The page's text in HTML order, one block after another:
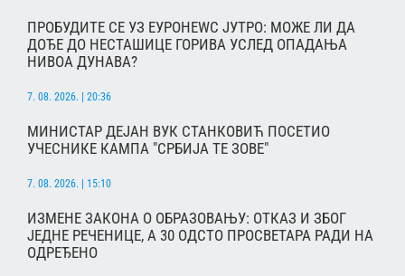
ПРОБУДИТЕ СЕ УЗ ЕУРОНЕWС ЈУТРО: МОЖЕ ЛИ ДА
ДОЂЕ ДО НЕСТАШИЦЕ ГОРИВА УСЛЕД ОПАДАЊА
НИВОА ДУНАВА?
7. 08. 2026. | 20:36
МИНИСТАР ДЕЈАН ВУК СТАНКОВИЋ ПОСЕТИО
УЧЕСНИКЕ КАМПА "СРБИЈА ТЕ ЗОВЕ"
7. 08. 2026. | 15:10
ИЗМЕНЕ ЗАКОНА О ОБРАЗОВАЊУ: ОТКАЗ И ЗБОГ
ЈЕДНЕ РЕЧЕНИЦЕ, А 30 ОДСТО ПРОСВЕТАРА РАДИ НА
ОДРЕЂЕНО